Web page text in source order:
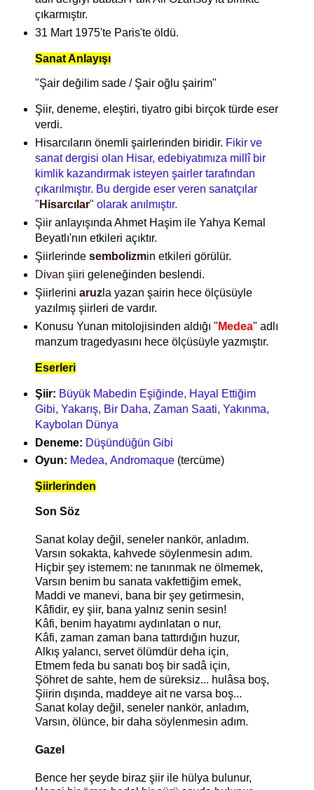
çıkarmıştır.
31 Mart 1975'te Paris'te öldü.
Sanat Anlayışı
"Şair değilim sade / Şair oğlu şairim"
Şiir, deneme, eleştiri, tiyatro gibi birçok türde eser
verdi.
Hisarcıların önemli şairlerinden biridir. Fikir ve
sanat dergisi olan Hisar, edebiyatımıza millî bir
kimlik kazandırmak isteyen şairler tarafından
çıkarılmıştır. Bu dergide eser veren sanatçılar
" Hisarcılar" olarak anılmıştır.
Şiir anlayışında Ahmet Haşim ile Yahya Kemal
Beyatlı'nın etkileri açıktır.
Şiirlerinde sembolizmin etkileri görülür.
Divan şiiri geleneğinden beslendi.
Şiirlerini aruzla yazan şairin hece ölçüsüyle
yazılmış şiirleri de vardır.
Konusu Yunan mitolojisinden aldığı " Medea" adlı
manzum tragedyasını hece ölçüsüyle yazmıştır.
Eserleri
Şiir: Büyük Mabedin Eşiğinde, Hayal Ettiğim
Gibi, Yakarış, Bir Daha, Zaman Saati, Yakınma,
Kaybolan Dünya
Deneme: Düşündüğün Gibi
Oyun: Medea, Andromaque(tercüme)
Şiirlerinden
Son Söz
Sanat kolay değil, seneler nankör, anladım.
Varsın sokakta, kahvede söylenmesin adım.
Hiçbir şey istemem: ne tanınmak ne ölmemek,
Varsın benim bu sanata vakfettiğim emek,
Maddi ve manevi, bana bir şey getirmesin,
Kâfidir, ey şiir, bana yalnız senin sesin!
Kâfi, benim hayatımı aydınlatan o nur,
Kâfi, zaman zaman bana tattırdığın huzur,
Alkış yalancı, servet ölümdür deha için,
Etmem feda bu sanatı boş bir sadâ için,
Şöhret de sahte, hem de süreksiz... hulâsa boş,
Şiirin dışında, maddeye ait ne varsa boş...
Sanat kolay değil, seneler nankör, anladım,
Varsın, ölünce, bir daha söylenmesin adım.
Gazel
Bence her şeyde biraz şiir ile hülya bulunur,